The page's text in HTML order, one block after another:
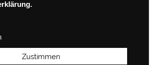
Zustimmen